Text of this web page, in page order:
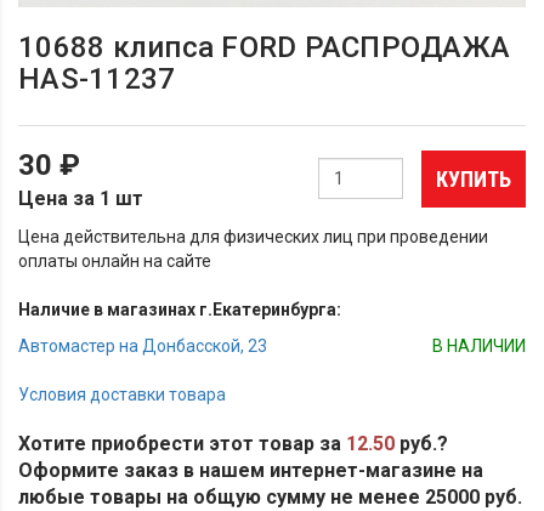
10688 клипса FORD РАСПРОДАЖА
HAS-11237
30 ₽
Цена за 1 шт
КУПИТЬ
Цена действительна для физических лиц при проведении
оплаты онлайн на сайте
Наличие в магазинах г.Екатеринбурга:
Автомастер на Донбасской, 23
В НАЛИЧИИ
Условия доставки товара
Хотите приобрести этот товар за 12.50 руб.?
Оформите заказ в нашем интернет-магазине на
любые товары на общую сумму не менее 25000 руб.